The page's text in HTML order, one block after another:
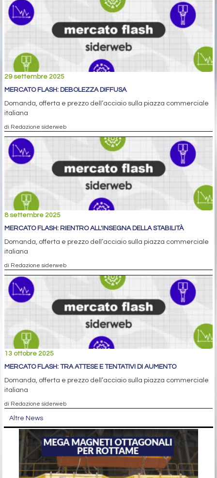
29 settembre 2025
MERCATO FLASH: DEBOLEZZA DIFFUSA
Domanda, offerta e prezzo dell’acciaio sulla piazza commerciale
italiana
di Redazione siderweb
8 settembre 2025
MERCATO FLASH: RIENTRO ALL'INSEGNA DELLA STABILITÀ
Domanda, offerta e prezzo dell’acciaio sulla piazza commerciale
italiana
di Redazione siderweb
13 ottobre 2025
MERCATO FLASH: TRA ATTESE E TENTATIVI DI AUMENTO
Domanda, offerta e prezzo dell’acciaio sulla piazza commerciale
italiana
di Redazione siderweb
Altre News